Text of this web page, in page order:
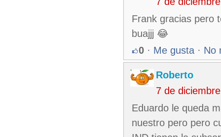
Frank gracias pero
buajjj 😂
0 · Me gusta · No
Roberto
7 de
Eduardo le queda
nuestro pero pero